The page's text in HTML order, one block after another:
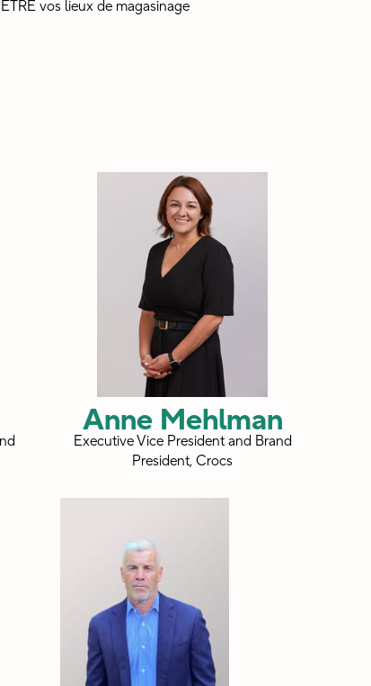
vos lieux de magasinage
Anne Mehlman
Executive Vice President and Brand
President, Crocs